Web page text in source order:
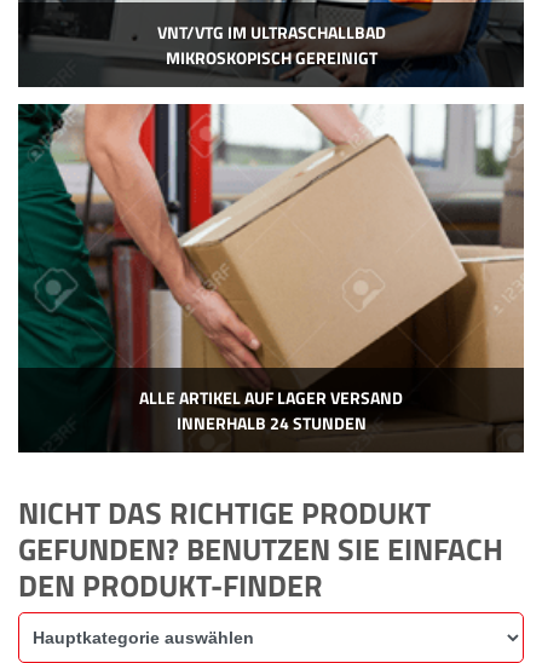
VNT/VTG IM ULTRASCHALLBAD
MIKROSKOPISCH GEREINIGT
ALLE ARTIKEL AUF LAGER VERSAND
INNERHALB 24 STUNDEN
NICHT DAS RICHTIGE PRODUKT
GEFUNDEN? BENUTZEN SIE EINFACH
DEN PRODUKT-FINDER